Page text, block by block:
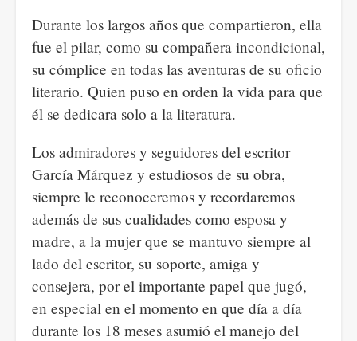
Durante los largos años que compartieron, ella
fue el pilar, como su compañera incondicional,
su cómplice en todas las aventuras de su oficio
literario. Quien puso en orden la vida para que
él se dedicara solo a la literatura.
Los admiradores y seguidores del escritor
García Márquez y estudiosos de su obra,
siempre le reconoceremos y recordaremos
además de sus cualidades como esposa y
madre, a la mujer que se mantuvo siempre al
lado del escritor, su soporte, amiga y
consejera, por el importante papel que jugó,
en especial en el momento en que día a día
durante los 18 meses asumió el manejo del